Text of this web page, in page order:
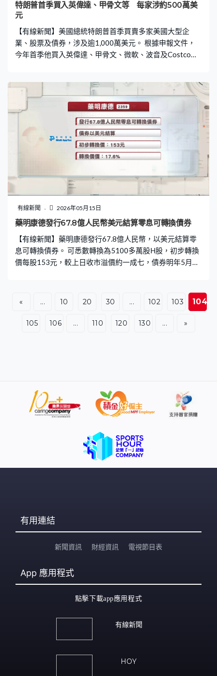
特朗普首季買入英偉達、甲骨文等 每家涉約500萬美
元
【有線新聞】美國總統特朗普首季買賣多家美國大型企
業、股票及債券，涉及逾1,000萬美元。 根據申報文件，
今年首季他買入英偉達、甲骨文、微軟、波音及Costco等
內亦曾6度交易英特爾，投資Netflix、派拉蒙天舞以及華納
兄弟探索，而最大一宗拋售發生在二月，涉及微軟、Meta
及亞馬遜金額介乎500萬至2,500萬美元。
有線新聞 2026年05月15日
藥明康德發行67.8億人民幣美元結算零息可轉換債券
【有線新聞】藥明康德發行67.8億人民幣，以美元結算零
息可轉換債券。 可悉數轉換為5100多萬股H股，初步轉換
價每股153元，較上日收市溢價約一成七，債券明年5月到
« ... 10 20 30 ... 102 103 104
105 106 ... 110 120 130 ... »
有用連結
新聞資訊 財經資訊 電視節目表
App 應用程式
點擊下載app應用程式
有線新聞
HOY